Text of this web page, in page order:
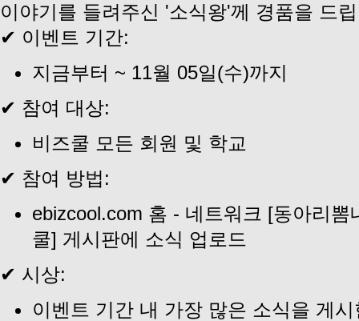
이야기를 들려주신 '소식왕'께 경품을 드
✔ 이벤트 기간:
지금부터 ~ 11월 05일(수)까지
✔ 참여 대상:
비즈쿨 모든 회원 및 학교
✔ 참여 방법:
ebizcool.com 홈 - 네트워크 [동아리
쿨] 게시판에 소식 업로드
✔ 시상:
이벤트 기간 내 가장 많은 소식을 게